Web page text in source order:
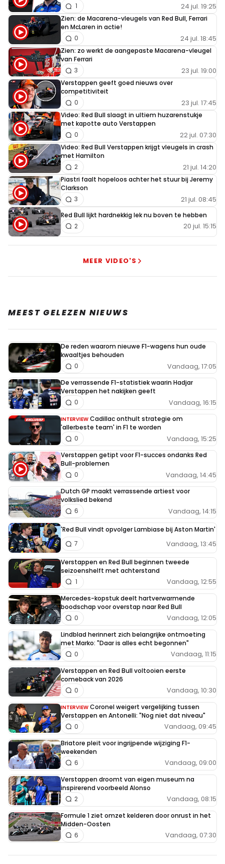
24 jul. 19:25
1
Zien: de Macarena-vleugels van Red Bull, Ferrari
en McLaren in actie!
24 jul. 18:45
0
Zien: zo werkt de aangepaste Macarena-vleugel
van Ferrari
23 jul. 19:00
3
Verstappen geeft goed nieuws over
competitiviteit
23 jul. 17:45
0
Video: Red Bull slaagt in ultiem huzarenstukje
met kapotte auto Verstappen
22 jul. 07:30
0
Video: Red Bull Verstappen krijgt vleugels in crash
met Hamilton
21 jul. 14:20
2
Piastri faalt hopeloos achter het stuur bij Jeremy
Clarkson
21 jul. 08:45
3
Red Bull lijkt hardnekkig lek nu boven te hebben
20 jul. 15:15
2
MEER VIDEO'S
MEEST GELEZEN NIEUWS
De reden waarom nieuwe F1-wagens hun oude
kwaaltjes behouden
Vandaag, 17:05
0
De verrassende F1-statistiek waarin Hadjar
Verstappen het nakijken geeft
Vandaag, 16:15
0
INTERVIEW Cadillac onthult strategie om
'allerbeste team' in F1 te worden
Vandaag, 15:25
0
Verstappen getipt voor F1-succes ondanks Red
Bull-problemen
Vandaag, 14:45
0
Dutch GP maakt verrassende artiest voor
volkslied bekend
Vandaag, 14:15
6
'Red Bull vindt opvolger Lambiase bij Aston Martin'
Vandaag, 13:45
7
Verstappen en Red Bull beginnen tweede
seizoenshelft met achterstand
Vandaag, 12:55
1
Mercedes-kopstuk deelt hartverwarmende
boodschap voor overstap naar Red Bull
Vandaag, 12:05
0
Lindblad herinnert zich belangrijke ontmoeting
met Marko: "Daar is alles echt begonnen"
Vandaag, 11:15
0
Verstappen en Red Bull voltooien eerste
comeback van 2026
Vandaag, 10:30
0
INTERVIEW Coronel weigert vergelijking tussen
Verstappen en Antonelli: "Nog niet dat niveau"
Vandaag, 09:45
0
Briatore pleit voor ingrijpende wijziging F1-
weekenden
Vandaag, 09:00
6
Verstappen droomt van eigen museum na
inspirerend voorbeeld Alonso
Vandaag, 08:15
2
Formule 1 ziet omzet kelderen door onrust in het
Midden-Oosten
Vandaag, 07:30
6